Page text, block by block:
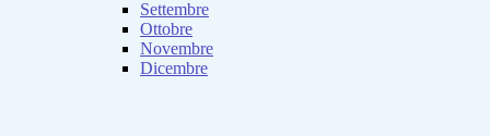
Settembre
Ottobre
Novembre
Dicembre